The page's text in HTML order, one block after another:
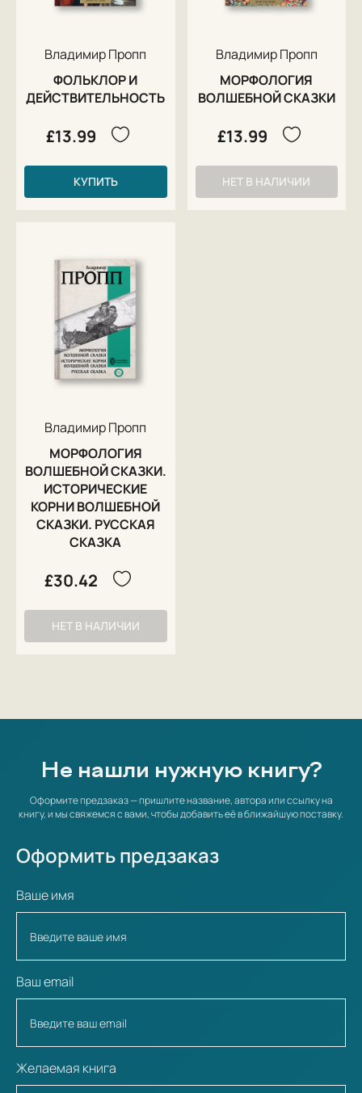
Владимир Пропп
ФОЛЬКЛОР И
ДЕЙСТВИТЕЛЬНОСТЬ
£13.99
КУПИТЬ
Владимир Пропп
МОРФОЛОГИЯ
ВОЛШЕБНОЙ СКАЗКИ
£13.99
НЕТ В НАЛИЧИИ
Владимир Пропп
МОРФОЛОГИЯ
ВОЛШЕБНОЙ СКАЗКИ.
ИСТОРИЧЕСКИЕ
КОРНИ ВОЛШЕБНОЙ
СКАЗКИ. РУССКАЯ
СКАЗКА
£30.42
НЕТ В НАЛИЧИИ
Не нашли нужную книгу?
Оформите предзаказ — пришлите название, автора или ссылку на
книгу, и мы свяжемся с вами, чтобы добавить её в ближайшую поставку.
Оформить предзаказ
Ваше имя
Ваш email
Желаемая книга